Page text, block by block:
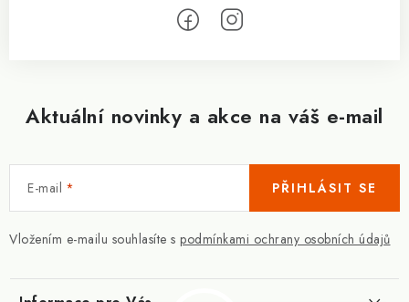
Aktuální novinky a akce na váš e-mail
E-mail
Vložením e-mailu souhlasíte s podmínkami ochrany osobních údajů
PŘIHLÁSIT SE